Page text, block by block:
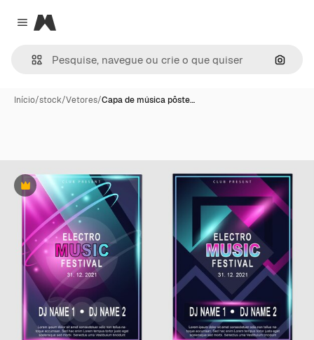
Close menu
Magnific
Início/stock/Vetores/Capa de música pôste…
Premium